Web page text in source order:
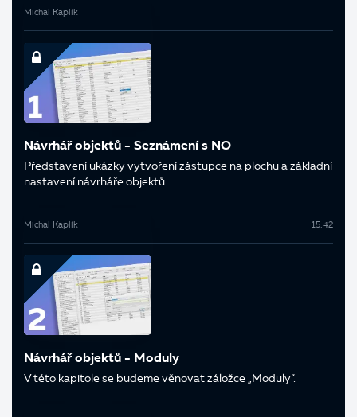
Michal Kaplík
Návrhář objektů - Seznámení s NO
Představení ukázky vytvoření zástupce na plochu a základní
nastavení návrháře objektů.
Michal Kaplík 15:42
Návrhář objektů - Moduly
V této kapitole se budeme věnovat záložce „Moduly“.